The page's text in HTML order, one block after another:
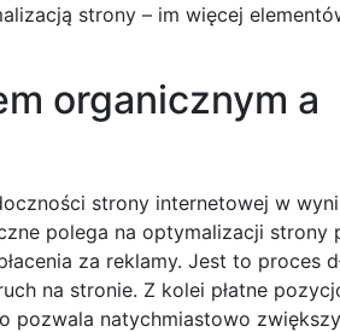
strony – im więcej
organicznym a
strony internetowej w
polega na optymalizacji strony
za reklamy. Jest to proces
na stronie. Z kolei płatne
pozwala natychmiastowo